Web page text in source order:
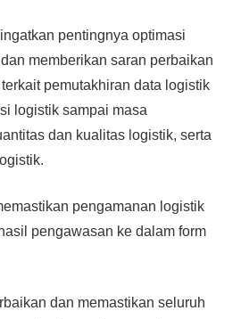
pentingnya optimasi
memberikan saran perbaikan
pemutakhiran data logistik
logistik sampai masa
dan kualitas logistik, serta
pengamanan logistik
pengawasan ke dalam form
dan memastikan seluruh